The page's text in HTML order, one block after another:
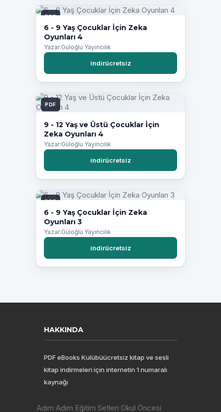
PDF
6 - 9 Yaş Çocuklar İçin Zeka
Oyunları 4
Yazar:Güloğlu Yayıncılık
indirücretsiz
PDF
9 - 12 Yaş ve Üstü Çocuklar İçin
Zeka Oyunları 4
Yazar:Güloğlu Yayıncılık
indirücretsiz
PDF
6 - 9 Yaş Çocuklar İçin Zeka
Oyunları 3
Yazar:Güloğlu Yayıncılık
indirücretsiz
HAKKINDA
PDF eBooks Kulübüücretsiz kitap ve sesli
kitap indirmeleri için internetin 1 numaralı
kaynağı
Adım Adım Eğitim Setleri Okul Öncesi